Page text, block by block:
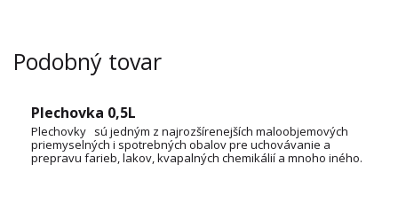
Podobný tovar
Plechovka 0,5L
Plechovky sú jedným z najrozšírenejších maloobjemových
priemyselných i spotrebných obalov pre uchovávanie a
prepravu farieb, lakov, kvapalných chemikálií a mnoho iného.